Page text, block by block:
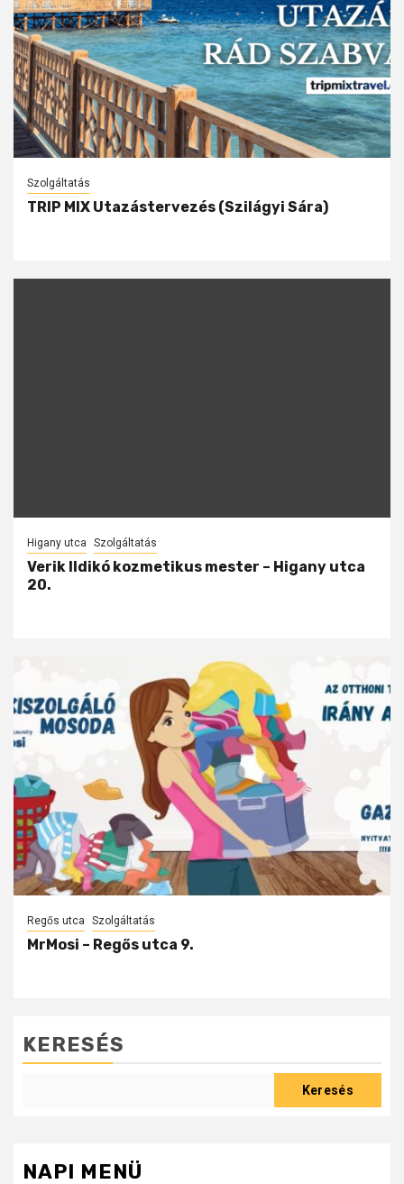
Szolgáltatás
TRIP MIX Utazástervezés (Szilágyi Sára)
Higany utca Szolgáltatás
Verik Ildikó kozmetikus mester – Higany utca
20.
Regős utca Szolgáltatás
MrMosi – Regős utca 9.
KERESÉS
Keresés
NAPI MENÜ